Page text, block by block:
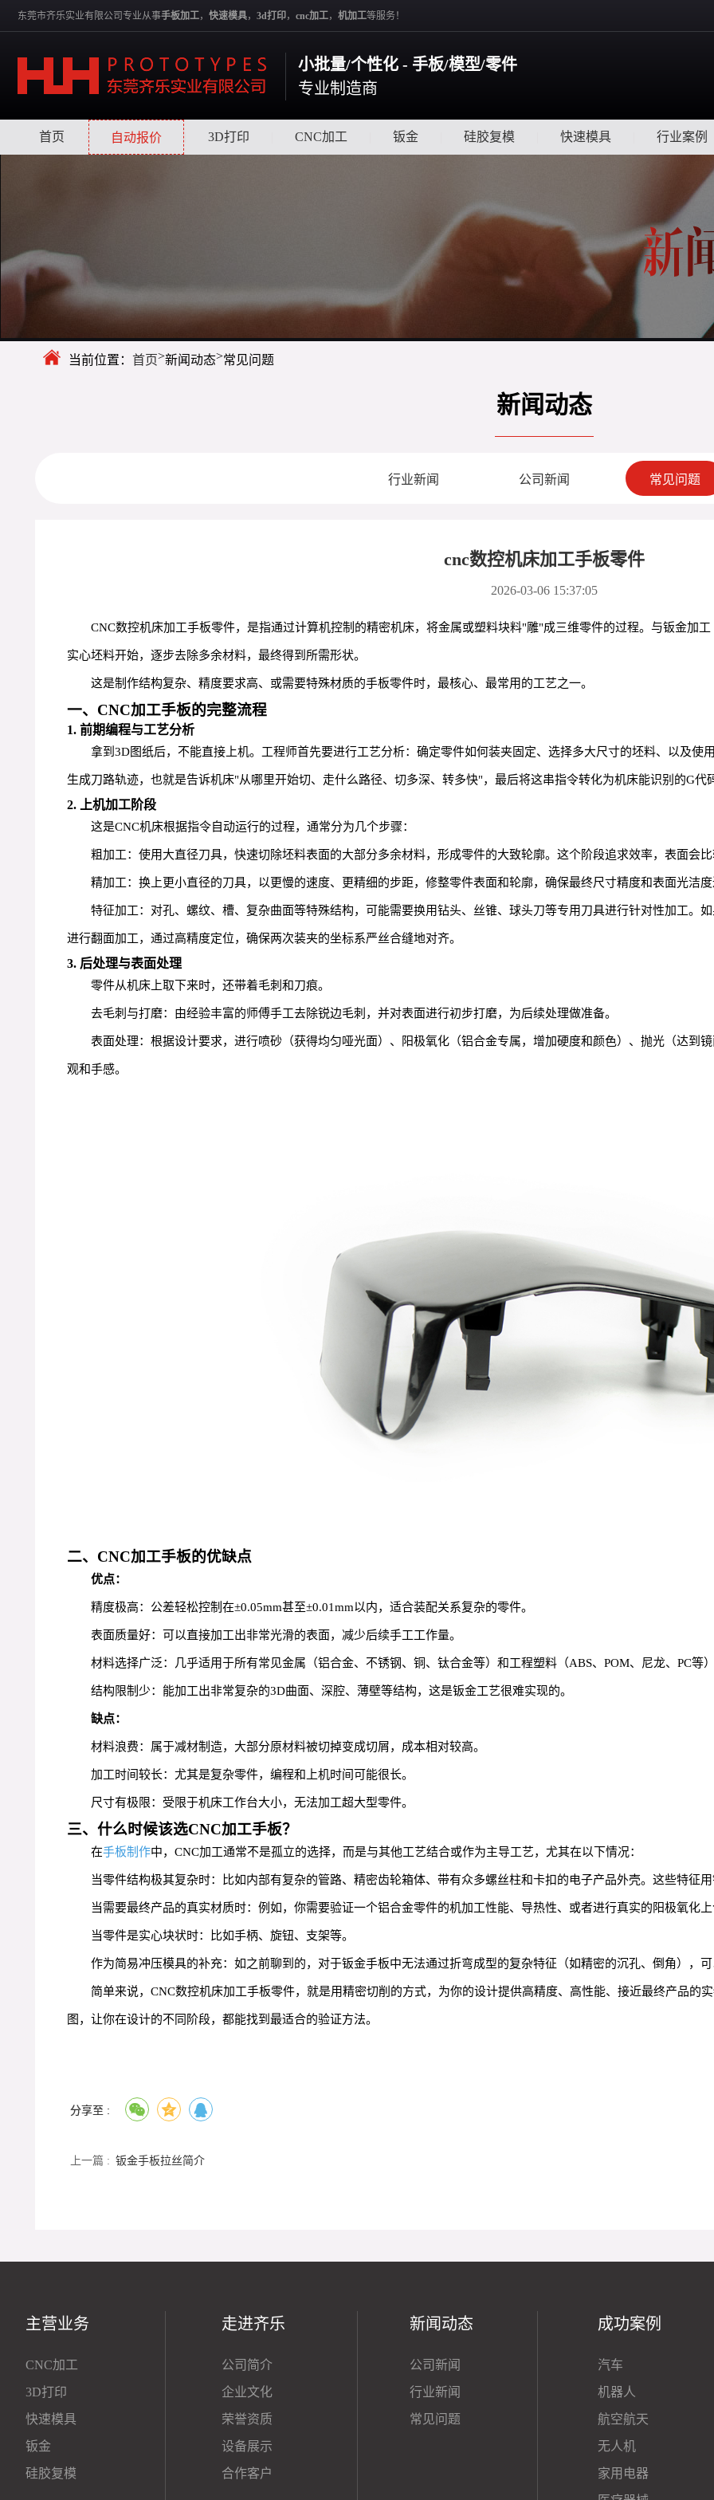
东莞市齐乐实业有限公司专业从事手板加工， 快速模具， 3d打印， cnc加工， 机加工等服务！
小批量/个性化 - 手板/模型/零件
专业制造商
首页 自动报价 3D打印 CNC加工 钣金 硅胶复模 快速模具 行业案例
当前位置： 首页>新闻动态>常见问题
新闻动态
行业新闻 公司新闻 常见问题
cnc数控机床加工手板零件
2026-03-06 15:37:05
CNC数控机床加工手板零件，是指通过计算机控制的精密机床，将金属或塑料块料"雕"成三维零件的过程。与钣金加
实心坯料开始，逐步去除多余材料，最终得到所需形状。
这是制作结构复杂、精度要求高、或需要特殊材质的手板零件时，最核心、最常用的工艺之一。
一、CNC加工手板的完整流程
1. 前期编程与工艺分析
拿到3D图纸后，不能直接上机。工程师首先要进行工艺分析：确定零件如何装夹固定、选择多大尺寸的坯料、以及使
生成刀路轨迹，也就是告诉机床"从哪里开始切、走什么路径、切多深、转多快"，最后将这串指令转化为机床能识别的G代
2. 上机加工阶段
这是CNC机床根据指令自动运行的过程，通常分为几个步骤：
粗加工：使用大直径刀具，快速切除坯料表面的大部分多余材料，形成零件的大致轮廓。这个阶段追求效率，表面会
精加工：换上更小直径的刀具，以更慢的速度、更精细的步距，修整零件表面和轮廓，确保最终尺寸精度和表面光洁
特征加工：对孔、螺纹、槽、复杂曲面等特殊结构，可能需要换用钻头、丝锥、球头刀等专用刀具进行针对性加工。
进行翻面加工，通过高精度定位，确保两次装夹的坐标系严丝合缝地对齐。
3. 后处理与表面处理
零件从机床上取下来时，还带着毛刺和刀痕。
去毛刺与打磨：由经验丰富的师傅手工去除锐边毛刺，并对表面进行初步打磨，为后续处理做准备。
表面处理：根据设计要求，进行喷砂（获得均匀哑光面）、阳极氧化（铝合金专属，增加硬度和颜色）、抛光（达到
观和手感。
二、CNC加工手板的优缺点
优点：
精度极高：公差轻松控制在±0.05mm甚至±0.01mm以内，适合装配关系复杂的零件。
表面质量好：可以直接加工出非常光滑的表面，减少后续手工工作量。
材料选择广泛：几乎适用于所有常见金属（铝合金、不锈钢、铜、钛合金等）和工程塑料（ABS、POM、尼龙、PC等
结构限制少：能加工出非常复杂的3D曲面、深腔、薄壁等结构，这是钣金工艺很难实现的。
缺点：
材料浪费：属于减材制造，大部分原材料被切掉变成切屑，成本相对较高。
加工时间较长：尤其是复杂零件，编程和上机时间可能很长。
尺寸有极限：受限于机床工作台大小，无法加工超大型零件。
三、什么时候该选CNC加工手板？
在手板制作中，CNC加工通常不是孤立的选择，而是与其他工艺结合或作为主导工艺，尤其在以下情况：
当零件结构极其复杂时：比如内部有复杂的管路、精密齿轮箱体、带有众多螺丝柱和卡扣的电子产品外壳。这些特征
当需要最终产品的真实材质时：例如，你需要验证一个铝合金零件的机加工性能、导热性、或者进行真实的阳极氧化
当零件是实心块状时：比如手柄、旋钮、支架等。
作为简易冲压模具的补充：如之前聊到的，对于钣金手板中无法通过折弯成型的复杂特征（如精密的沉孔、倒角），
简单来说，CNC数控机床加工手板零件，就是用精密切削的方式，为你的设计提供高精度、高性能、接近最终产品的
图，让你在设计的不同阶段，都能找到最适合的验证方法。
分享至 :
上一篇 : 钣金手板拉丝简介
主营业务
CNC加工
3D打印
快速模具
钣金
硅胶复模
走进齐乐
公司简介
企业文化
荣誉资质
设备展示
合作客户
新闻动态
公司新闻
行业新闻
常见问题
成功案例
汽车
机器人
航空航天
无人机
家用电器